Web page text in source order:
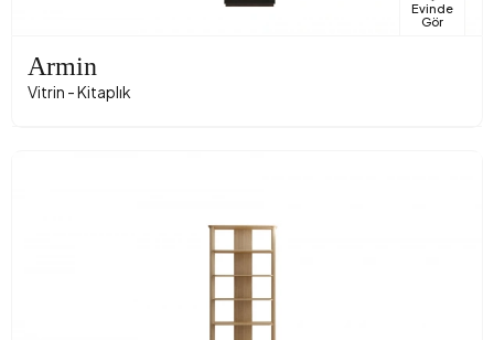
Evinde
Gör
Armin
Vitrin - Kitaplık